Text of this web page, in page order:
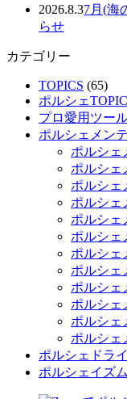
2026.8.37月(海
らせ
カテゴリー
TOPICS (65)
ポルシェ
プロ愛用ツー
ポルシェメン
ポルシ
ポルシ
ポルシ
ポルシ
ポルシ
ポルシ
ポルシ
ポルシ
ポルシ
ポルシ
ポルシ
ポルシ
ポルシェドラ
ポルシェイズム